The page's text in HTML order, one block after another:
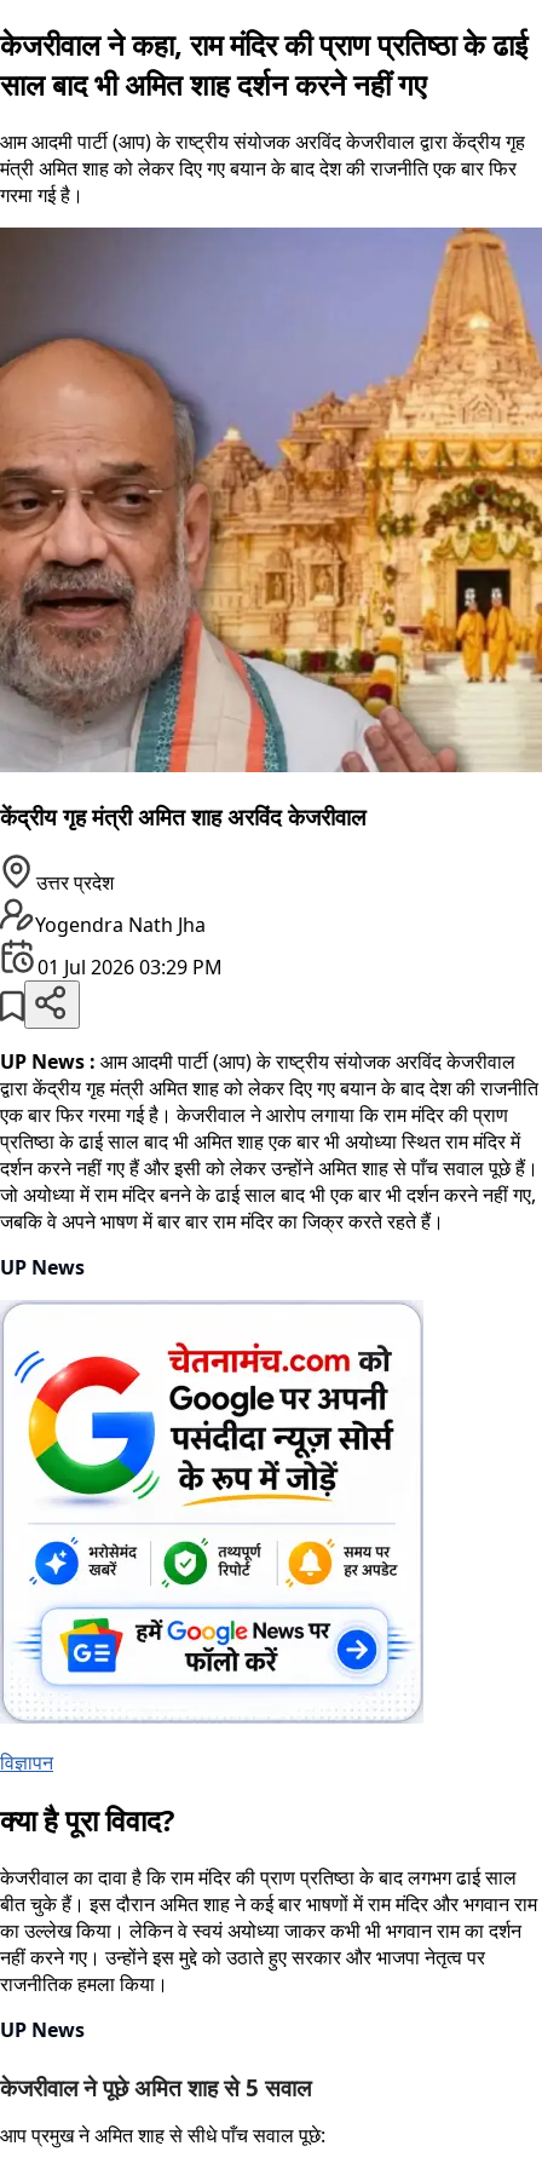
केजरीवाल ने कहा, राम मंदिर की प्राण प्रतिष्ठा के ढाई
साल बाद भी अमित शाह दर्शन करने नहीं गए
आम आदमी पार्टी (आप) के राष्ट्रीय संयोजक अरविंद केजरीवाल द्वारा केंद्रीय गृह
मंत्री अमित शाह को लेकर दिए गए बयान के बाद देश की राजनीति एक बार फिर
गरमा गई है।
केंद्रीय गृह मंत्री अमित शाह अरविंद केजरीवाल
उत्तर प्रदेश
Yogendra Nath Jha
01 Jul 2026 03:29 PM
UP News : आम आदमी पार्टी (आप) के राष्ट्रीय संयोजक अरविंद केजरीवाल
द्वारा केंद्रीय गृह मंत्री अमित शाह को लेकर दिए गए बयान के बाद देश की राजनीति
एक बार फिर गरमा गई है। केजरीवाल ने आरोप लगाया कि राम मंदिर की प्राण
प्रतिष्ठा के ढाई साल बाद भी अमित शाह एक बार भी अयोध्या स्थित राम मंदिर में
दर्शन करने नहीं गए हैं और इसी को लेकर उन्होंने अमित शाह से पाँच सवाल पूछे हैं।
जो अयोध्या में राम मंदिर बनने के ढाई साल बाद भी एक बार भी दर्शन करने नहीं गए,
जबकि वे अपने भाषण में बार बार राम मंदिर का जिक्र करते रहते हैं।
UP News
विज्ञापन
क्या है पूरा विवाद?
केजरीवाल का दावा है कि राम मंदिर की प्राण प्रतिष्ठा के बाद लगभग ढाई साल
बीत चुके हैं। इस दौरान अमित शाह ने कई बार भाषणों में राम मंदिर और भगवान राम
का उल्लेख किया। लेकिन वे स्वयं अयोध्या जाकर कभी भी भगवान राम का दर्शन
नहीं करने गए। उन्होंने इस मुद्दे को उठाते हुए सरकार और भाजपा नेतृत्व पर
राजनीतिक हमला किया।
UP News
केजरीवाल ने पूछे अमित शाह से 5 सवाल
आप प्रमुख ने अमित शाह से सीधे पाँच सवाल पूछे: